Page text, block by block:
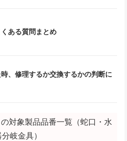
ある質問まとめ
、修理するか交換するかの判断に
対象製品品番一覧（蛇口・水
岐金具）